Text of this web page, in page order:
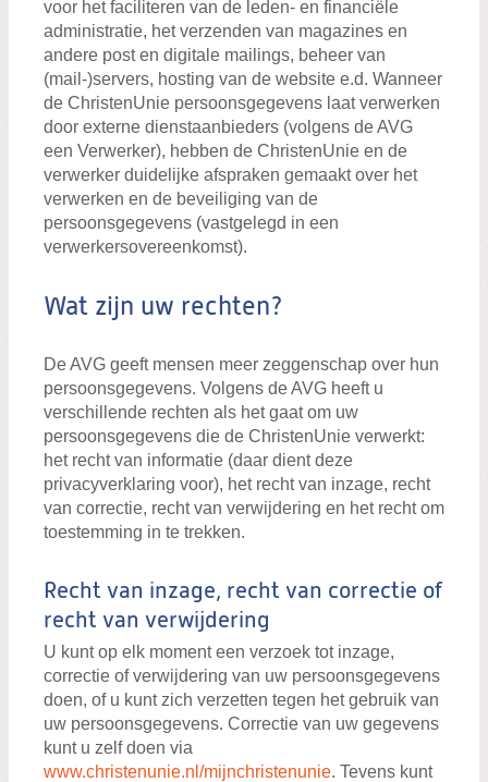
voor het faciliteren van de leden- en financiële
administratie, het verzenden van magazines en
andere post en digitale mailings, beheer van
(mail-)servers, hosting van de website e.d. Wanneer
de ChristenUnie persoonsgegevens laat verwerken
door externe dienstaanbieders (volgens de AVG
een Verwerker), hebben de ChristenUnie en de
verwerker duidelijke afspraken gemaakt over het
verwerken en de beveiliging van de
persoonsgegevens (vastgelegd in een
verwerkersovereenkomst).
Wat zijn uw rechten?
De AVG geeft mensen meer zeggenschap over hun
persoonsgegevens. Volgens de AVG heeft u
verschillende rechten als het gaat om uw
persoonsgegevens die de ChristenUnie verwerkt:
het recht van informatie (daar dient deze
privacyverklaring voor), het recht van inzage, recht
van correctie, recht van verwijdering en het recht om
toestemming in te trekken.
Recht van inzage, recht van correctie of
recht van verwijdering
U kunt op elk moment een verzoek tot inzage,
correctie of verwijdering van uw persoonsgegevens
doen, of u kunt zich verzetten tegen het gebruik van
uw persoonsgegevens. Correctie van uw gegevens
kunt u zelf doen via
www.christenunie.nl/mijnchristenunie. Tevens kunt